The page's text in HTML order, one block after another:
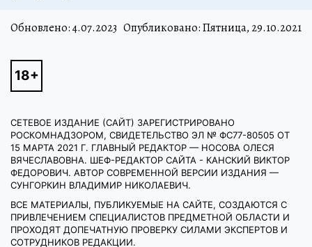
Обновлено:4.07.2023 Опубликовано: Пятница, 29.10.2021
СЕТЕВОЕ ИЗДАНИЕ (САЙТ) ЗАРЕГИСТРИРОВАНО
РОСКОМНАДЗОРОМ, СВИДЕТЕЛЬСТВО ЭЛ № ФС77-80505 ОТ
15 МАРТА 2021 Г. ГЛАВНЫЙ РЕДАКТОР — НОСОВА ОЛЕСЯ
ВЯЧЕСЛАВОВНА. ШЕФ-РЕДАКТОР САЙТА - КАНСКИЙ ВИКТОР
ФЕДОРОВИЧ. АВТОР СОВРЕМЕННОЙ ВЕРСИИ ИЗДАНИЯ —
СУНГОРКИН ВЛАДИМИР НИКОЛАЕВИЧ.
ВСЕ МАТЕРИАЛЫ, ПУБЛИКУЕМЫЕ НА САЙТЕ, СОЗДАЮТСЯ С
ПРИВЛЕЧЕНИЕМ СПЕЦИАЛИСТОВ ПРЕДМЕТНОЙ ОБЛАСТИ И
ПРОХОДЯТ ДОПЕЧАТНУЮ ПРОВЕРКУ СИЛАМИ ЭКСПЕРТОВ И
СОТРУДНИКОВ РЕДАКЦИИ.